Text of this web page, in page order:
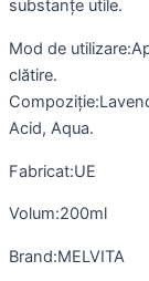
substanțe utile.
Mod de
clătire.
Acid, Aqua.
Fabricat:UE
Volum:200ml
Brand:MELVITA